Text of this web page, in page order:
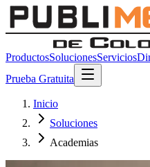
ProductosSolucionesServicios
Prueba Gratuita
Inicio
Soluciones
Academias